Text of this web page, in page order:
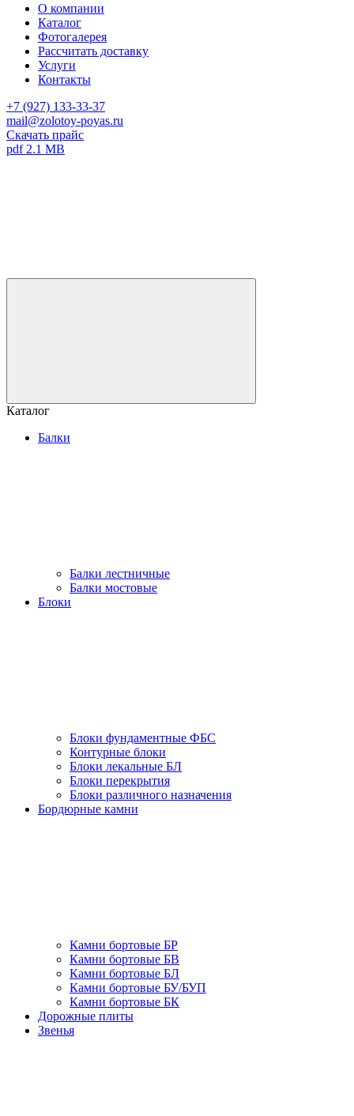
О компании
Каталог
Фотогалерея
Рассчитать доставку
Услуги
Контакты
+7 (927) 133-33-37
mail@zolotoy-poyas.ru
Скачать прайс
pdf 2.1 MB
Каталог
Балки
Балки лестничные
Балки мостовые
Блоки
Блоки фундаментные ФБС
Контурные блоки
Блоки лекальные БЛ
Блоки перекрытия
Блоки различного назначения
Бордюрные камни
Камни бортовые БР
Камни бортовые БВ
Камни бортовые БЛ
Камни бортовые БУ/БУП
Камни бортовые БК
Дорожные плиты
Звенья